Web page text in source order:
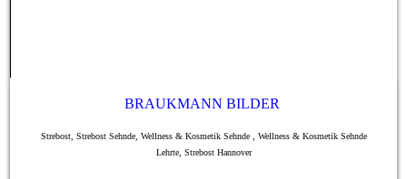
BRAUKMANN BILDER
Strebost, Strebost Sehnde, Wellness & Kosmetik Sehnde , Wellness & Kosmetik Sehnde
Lehrte, Strebost Hannover